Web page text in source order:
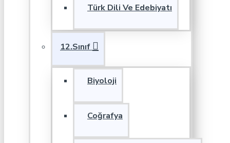
Türk Dili Ve Edebiyatı
12.Sınıf
Biyoloji
Coğrafya